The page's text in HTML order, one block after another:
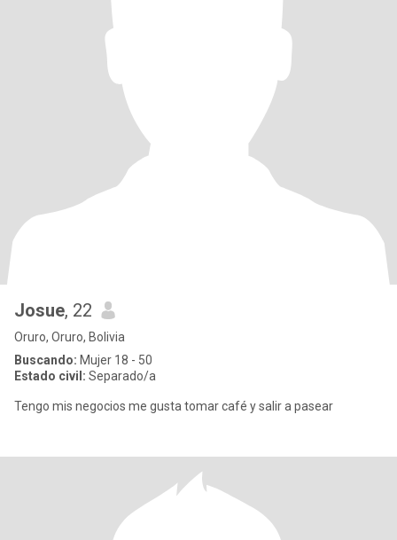
Josue, 22
Oruro, Oruro, Bolivia
Buscando: Mujer 18 - 50
Estado civil: Separado/a
Tengo mis negocios me gusta tomar café y salir a pasear